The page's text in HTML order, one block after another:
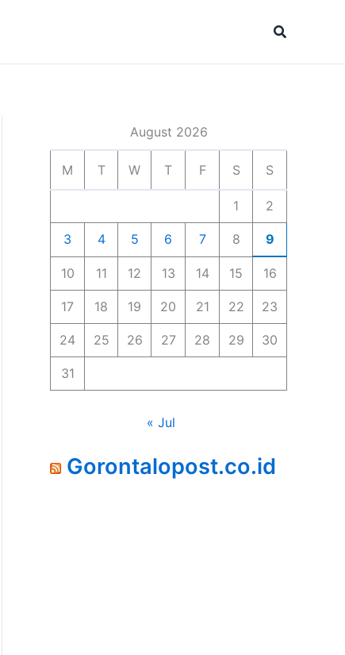
Search
August 2026
M T W T F S S
1 2
3 4 5 6 7 8 9
10 11 12 13 14 15 16
17 18 19 20 21 22 23
24 25 26 27 28 29 30
31
« Jul
Gorontalopost.co.id